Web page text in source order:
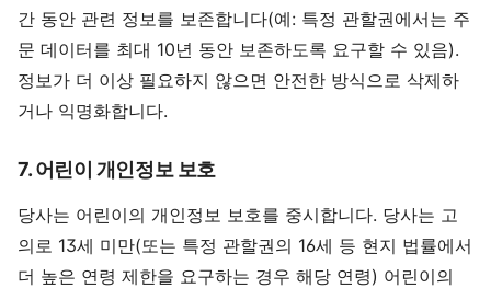
간 동안 관련 정보를 보존합니다(예: 특정 관할권에서는 주
문 데이터를 최대 10년 동안 보존하도록 요구할 수 있음).
정보가 더 이상 필요하지 않으면 안전한 방식으로 삭제하
거나 익명화합니다.
7. 어린이 개인정보 보호
당사는 어린이의 개인정보 보호를 중시합니다. 당사는 고
의로 13세 미만(또는 특정 관할권의 16세 등 현지 법률에서
더 높은 연령 제한을 요구하는 경우 해당 연령) 어린이의